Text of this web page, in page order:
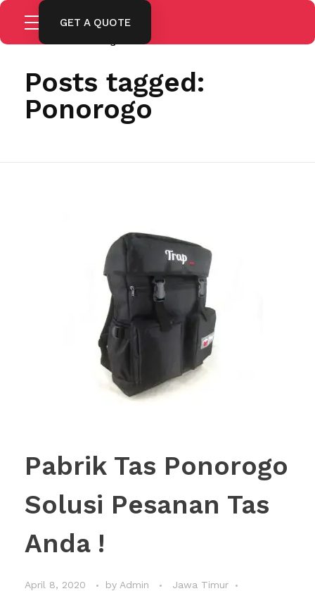
GET A QUOTE
Home
Posts tagged:
Ponorogo
Pabrik Tas Ponorogo
Solusi Pesanan Tas
Anda !
April 8, 2020 by Admin
Jawa Timur